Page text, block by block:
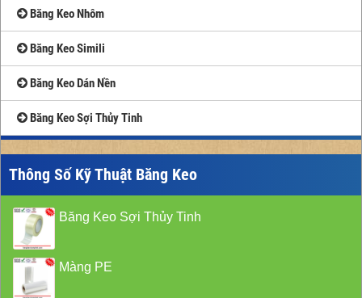
Băng Keo Nhôm
Băng Keo Simili
Băng Keo Dán Nền
Băng Keo Sợi Thủy Tinh
Thông Số Kỹ Thuật Băng Keo
Băng Keo Sợi Thủy Tinh
Màng PE